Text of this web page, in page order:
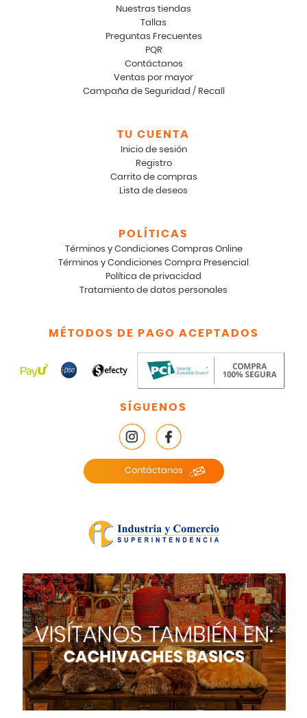
Nuestras tiendas
Tallas
Preguntas Frecuentes
PQR
Contáctanos
Ventas por mayor
Campaña de Seguridad / Recall
TU CUENTA
Inicio de sesión
Registro
Carrito de compras
Lista de deseos
POLÍTICAS
Términos y Condiciones Compras Online
Términos y Condiciones Compra Presencial
Política de privacidad
Tratamiento de datos personales
MÉTODOS DE PAGO ACEPTADOS
SÍGUENOS
Contáctanos